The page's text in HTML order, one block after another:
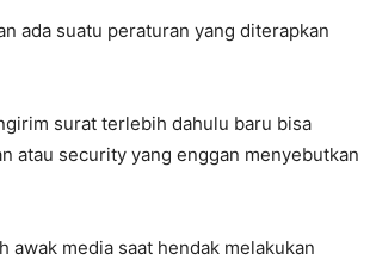
ada suatu peraturan yang diterapkan
surat terlebih dahulu baru bisa
atau security yang enggan menyebutkan
media saat hendak melakukan